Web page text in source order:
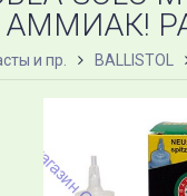
АММИАК!
и пр. BALLISTOL